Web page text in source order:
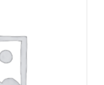
discendente